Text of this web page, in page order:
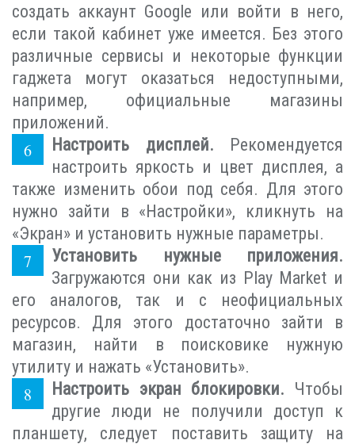
создать аккаунт Google или войти в него,
если такой кабинет уже имеется. Без этого
различные сервисы и некоторые функции
гаджета могут оказаться недоступными,
например, официальные магазины
приложений.
Настроить дисплей. Рекомендуется
настроить яркость и цвет дисплея, а
также изменить обои под себя. Для этого
нужно зайти в «Настройки», кликнуть на
«Экран» и установить нужные параметры.
Установить нужные приложения.
Загружаются они как из Play Market и
его аналогов, так и с неофициальных
ресурсов. Для этого достаточно зайти в
магазин, найти в поисковике нужную
утилиту и нажать «Установить».
Настроить экран блокировки. Чтобы
другие люди не получили доступ к
планшету, следует поставить защиту на